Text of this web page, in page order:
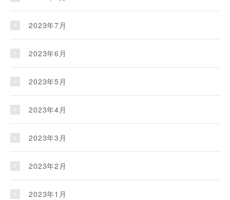
2023年7月
2023年6月
2023年5月
2023年4月
2023年3月
2023年2月
2023年1月